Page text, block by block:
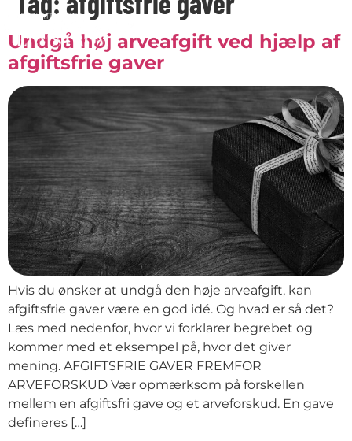
Undgå høj arveafgift ved hjælp af
afgiftsfrie gaver
Hvis du ønsker at undgå den høje arveafgift, kan
afgiftsfrie gaver være en god idé. Og hvad er så det?
Læs med nedenfor, hvor vi forklarer begrebet og
kommer med et eksempel på, hvor det giver
mening. AFGIFTSFRIE GAVER FREMFOR
ARVEFORSKUD Vær opmærksom på forskellen
mellem en afgiftsfri gave og et arveforskud. En gave
defineres […]